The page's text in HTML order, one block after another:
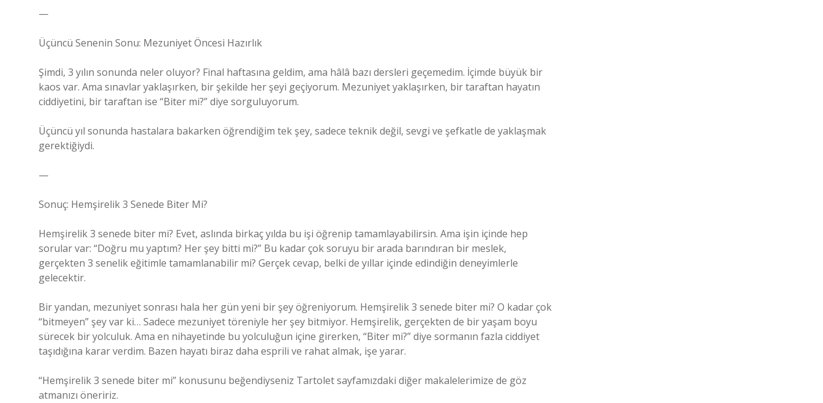
—
Üçüncü Senenin Sonu: Mezuniyet Öncesi Hazırlık
Şimdi, 3 yılın sonunda neler oluyor? Final haftasına geldim, ama hâlâ bazı dersleri geçemedim. İçimde büyük bir
kaos var. Ama sınavlar yaklaşırken, bir şekilde her şeyi geçiyorum. Mezuniyet yaklaşırken, bir taraftan hayatın
ciddiyetini, bir taraftan ise “Biter mi?” diye sorguluyorum.
Üçüncü yıl sonunda hastalara bakarken öğrendiğim tek şey, sadece teknik değil, sevgi ve şefkatle de yaklaşmak
gerektiğiydi.
—
Sonuç: Hemşirelik 3 Senede Biter Mi?
Hemşirelik 3 senede biter mi? Evet, aslında birkaç yılda bu işi öğrenip tamamlayabilirsin. Ama işin içinde hep
sorular var: “Doğru mu yaptım? Her şey bitti mi?” Bu kadar çok soruyu bir arada barındıran bir meslek,
gerçekten 3 senelik eğitimle tamamlanabilir mi? Gerçek cevap, belki de yıllar içinde edindiğin deneyimlerle
gelecektir.
Bir yandan, mezuniyet sonrası hala her gün yeni bir şey öğreniyorum. Hemşirelik 3 senede biter mi? O kadar çok
“bitmeyen” şey var ki… Sadece mezuniyet töreniyle her şey bitmiyor. Hemşirelik, gerçekten de bir yaşam boyu
sürecek bir yolculuk. Ama en nihayetinde bu yolculuğun içine girerken, “Biter mi?” diye sormanın fazla ciddiyet
taşıdığına karar verdim. Bazen hayatı biraz daha esprili ve rahat almak, işe yarar.
“Hemşirelik 3 senede biter mi” konusunu beğendiyseniz Tartolet sayfamızdaki diğer makalelerimize de göz
atmanızı öneririz.